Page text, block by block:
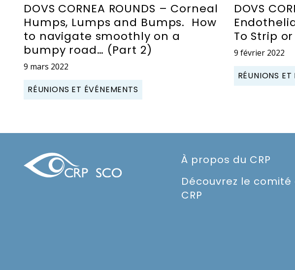
DOVS CORNEA ROUNDS – Corneal
Humps, Lumps and Bumps. How
to navigate smoothly on a
bumpy road… (Part 2)
9 mars 2022
RÉUNIONS ET ÉVÉNEMENTS
DOVS
To Strip
9 février 2022
RÉUNIONS ET
À propos du CRP
Découvrez le comité
CRP